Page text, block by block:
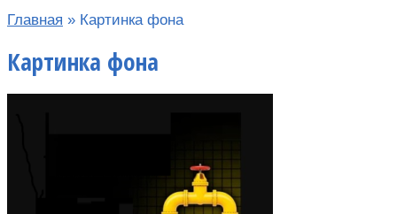
Главная » Картинка фона
Картинка фона